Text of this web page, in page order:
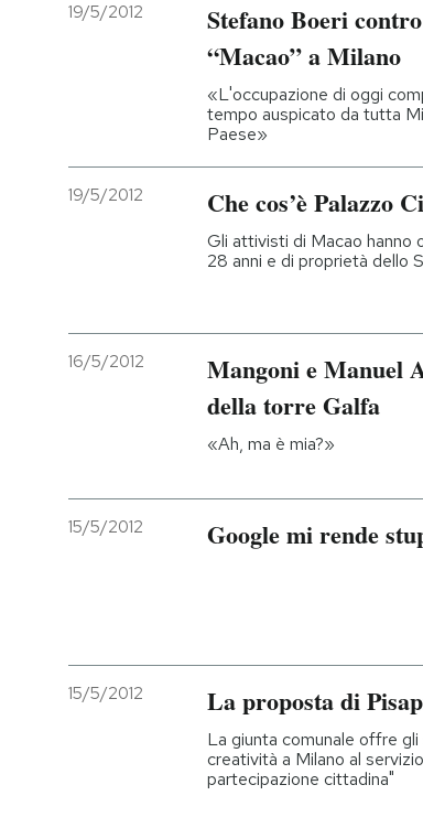
19/5/2012
Stefano Boeri
“Macao” a Milano
«L'occupazione di oggi
tempo auspicato da tutta
Paese»
19/5/2012 Che cos’è Palazzo
Gli attivisti di Macao hanno
28 anni e di proprietà dello
16/5/2012
Mangoni e Manuel
della torre Galfa
«Ah, ma è mia?»
15/5/2012 Google mi rende
15/5/2012 La proposta di
La giunta comunale offre
creatività a Milano al
partecipazione cittadina"